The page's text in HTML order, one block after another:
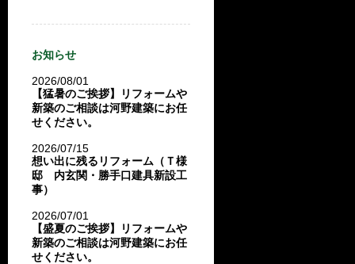
お知らせ
2026/08/01
【猛暑のご挨拶】リフォームや
新築のご相談は河野建築にお任
せください。
2026/07/15
想い出に残るリフォーム（Ｔ様
邸 内玄関・勝手口建具新設工
事）
2026/07/01
【盛夏のご挨拶】リフォームや
新築のご相談は河野建築にお任
せください。